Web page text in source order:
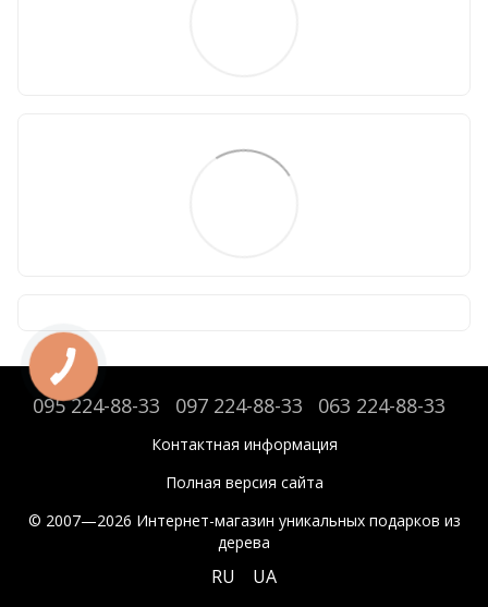
095 224-88-33 097 224-88-33 063 224-88-33
Контактная информация
Полная версия сайта
© 2007—2026 Интернет-магазин уникальных подарков из
дерева
RU UA